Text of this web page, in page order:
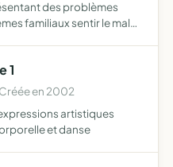
des problèmes
familiaux sentir le mal
1
en 2002
artistiques
et danse